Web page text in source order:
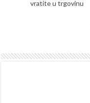
vratite u trgovinu